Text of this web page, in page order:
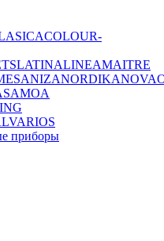
COLOUR-
LATINALINEAMAITRE
NIZANORDIKANOVA
SAMOA
VARIOS
приборы